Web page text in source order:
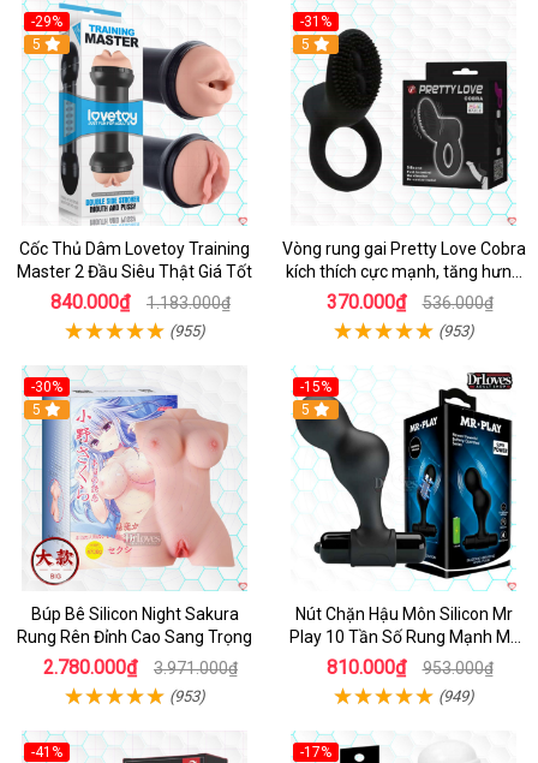
-29%
Hot
5
Cốc Thủ Dâm Lovetoy Training
Master 2 Đầu Siêu Thật Giá Tốt
840.000₫ 1.183.000₫
(955)
-31%
5
Vòng rung gai Pretty Love Cobra
kích thích cực mạnh, tăng hưng
phấn
370.000₫ 536.000₫
(953)
-30%
Hot
5
Búp Bê Silicon Night Sakura
Rung Rên Đỉnh Cao Sang Trọng
2.780.000₫ 3.971.000₫
(953)
-15%
Hot
5
Nút Chặn Hậu Môn Silicon Mr
Play 10 Tần Số Rung Mạnh Mẽ
Kích Thích
810.000₫ 953.000₫
(949)
-41%
-17%